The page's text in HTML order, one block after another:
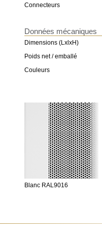
Connecteurs
Données mécaniques
Dimensions (LxlxH)
Poids net / emballé
Couleurs
Blanc RAL9016